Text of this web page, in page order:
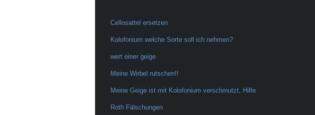
Cellosattel ersetzen
Kolofonium welche Sorte soll ich nehmen?
wert einer geige
Meine Wirbel rutschen!!
Meine Geige ist mit Kolofonium verschmutzt, Hilfe
Roth Fälschungen